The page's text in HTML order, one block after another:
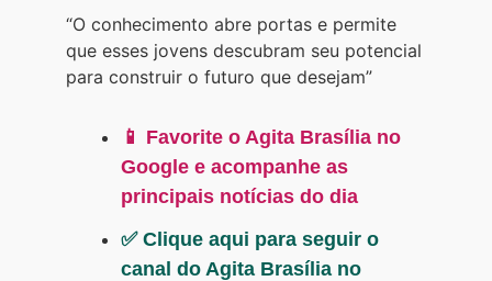
“O conhecimento abre portas e permite
que esses jovens descubram seu potencial
para construir o futuro que desejam”
📱 Favorite o Agita Brasília no
Google e acompanhe as
principais notícias do dia
✅ Clique aqui para seguir o
canal do Agita Brasília no